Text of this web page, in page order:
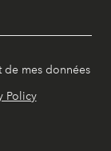
de mes données
Policy